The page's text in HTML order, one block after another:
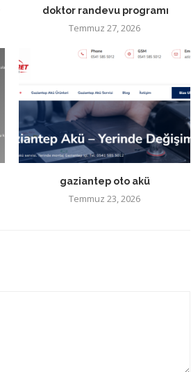
doktor randevu programı
Temmuz 27, 2026
gaziantep oto akü
Temmuz 23, 2026